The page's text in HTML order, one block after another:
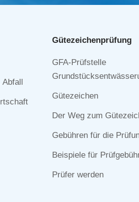
Abfall
Gütezeichen­prüfung
Navigation
überspringen
GFA-Prüfstelle
Gütezeichen
Der Weg zum
Gebühren für die
Beispiele für
Prüfer werden